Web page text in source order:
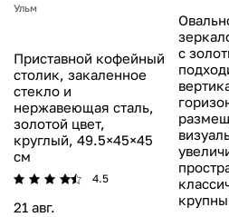
Ульм
Приставной кофейный
столик, закаленное
стекло и
нержавеющая сталь,
золотой цвет,
круглый, 49.5×45×45
см
4.5
21 авг.
с